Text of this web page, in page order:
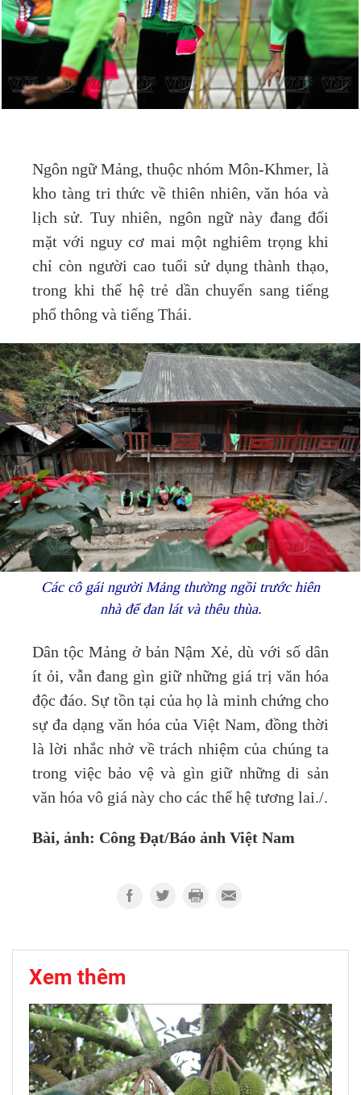
Ngôn ngữ Mảng, thuộc nhóm Môn-Khmer, là
kho tàng tri thức về thiên nhiên, văn hóa và
lịch sử. Tuy nhiên, ngôn ngữ này đang đối
mặt với nguy cơ mai một nghiêm trọng khi
chỉ còn người cao tuổi sử dụng thành thạo,
trong khi thế hệ trẻ dần chuyển sang tiếng
phổ thông và tiếng Thái.
Các cô gái người Mảng thường ngồi trước hiên
nhà để đan lát và thêu thùa.
Dân tộc Mảng ở bản Nậm Xẻ, dù với số dân
ít ỏi, vẫn đang gìn giữ những giá trị văn hóa
độc đáo. Sự tồn tại của họ là minh chứng cho
sự đa dạng văn hóa của Việt Nam, đồng thời
là lời nhắc nhở về trách nhiệm của chúng ta
trong việc bảo vệ và gìn giữ những di sản
văn hóa vô giá này cho các thế hệ tương lai./.
Bài, ảnh: Công Đạt/Báo ảnh Việt Nam
Xem thêm